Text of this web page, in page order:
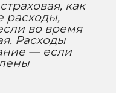
как
расходы,
во время
Расходы
— если